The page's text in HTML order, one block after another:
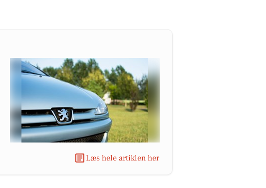
Læs hele artiklen her